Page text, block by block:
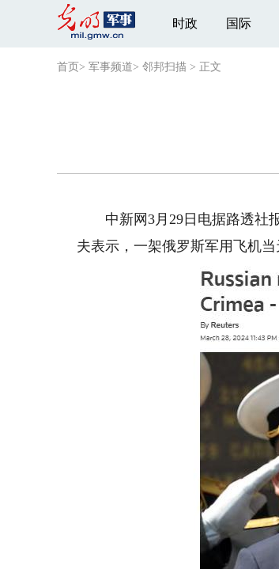
时政 国际
首页 > 军事频道> 邻邦扫描 > 正文
中新网3月29日电据路透社报
夫表示，一架俄罗斯军用飞机当